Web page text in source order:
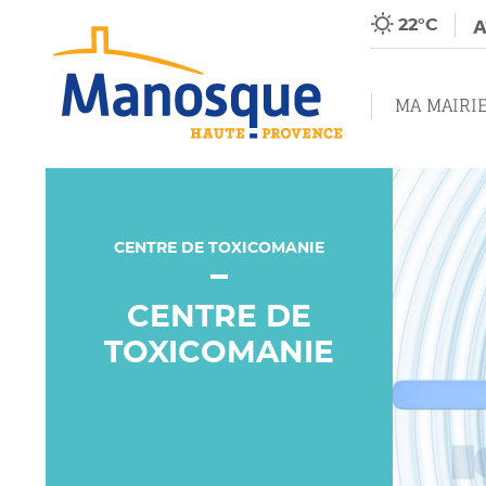
22°C
MA MAIRIE
CENTRE DE TOXICOMANIE
CENTRE DE
TOXICOMANIE